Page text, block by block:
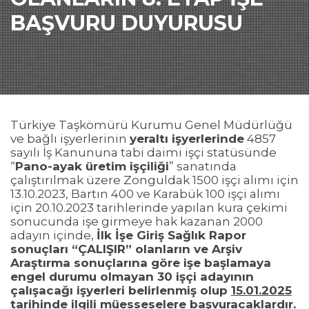
BAŞVURU DUYURUSU
Türkiye Taşkömürü Kurumu Genel Müdürlüğü
ve bağlı işyerlerinin yeraltı işyerlerinde 4857
sayılı İş Kanununa tabi daimi işçi statüsünde
“Pano-ayak üretim işçiliği” sanatında
çalıştırılmak üzere Zonguldak 1500 işçi alımı için
13.10.2023, Bartın 400 ve Karabük 100 işçi alımı
için 20.10.2023 tarihlerinde yapılan kura çekimi
sonucunda işe girmeye hak kazanan 2000
adayın içinde, İlk İşe Giriş Sağlık Rapor
sonuçları “ÇALIŞIR” olanların ve Arşiv
Araştırma sonuçlarına göre işe başlamaya
engel durumu olmayan 30 işçi adayının
çalışacağı işyerleri belirlenmiş olup 15.01.2025
tarihinde ilgili müesseselere başvuracaklardır.